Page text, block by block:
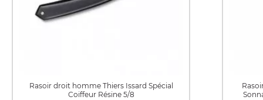
Rasoir droit homme Thiers Issard Spécial
Coiffeur Résine 5/8